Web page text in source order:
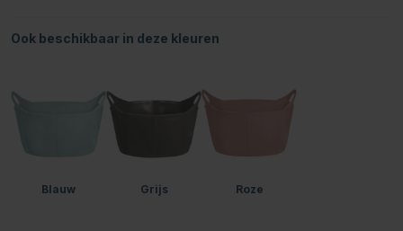
Ook beschikbaar in deze kleuren
Blauw Grijs Roze